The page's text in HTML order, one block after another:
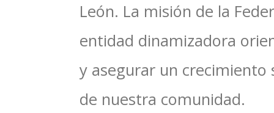
León. La misión de la
entidad dinamizadora
y asegurar un crecimiento
de nuestra comunidad.